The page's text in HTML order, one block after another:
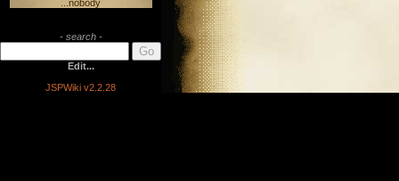
...nobody
- search -
Edit...
JSPWiki v2.2.28